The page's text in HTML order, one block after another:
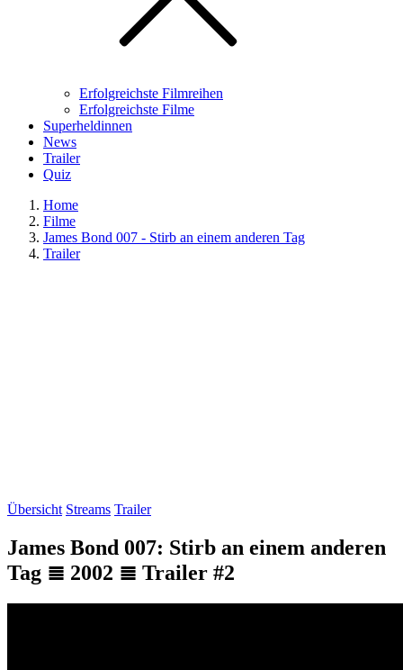
Erfolgreichste Filmreihen
Erfolgreichste Filme
Superheldinnen
News
Trailer
Quiz
Home
Filme
James Bond 007 - Stirb an einem anderen Tag
Trailer
Übersicht Streams Trailer
James Bond 007: Stirb an einem anderen
Tag ≣ 2002 ≣ Trailer #2